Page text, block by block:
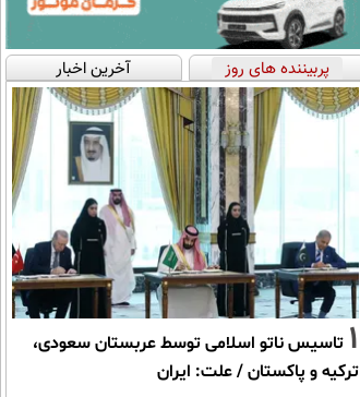
پربیننده های روز آخرین اخبار
1 تاسیس ناتو اسلامی توسط عربستان سعودی،
ترکیه و پاکستان / علت: ایران